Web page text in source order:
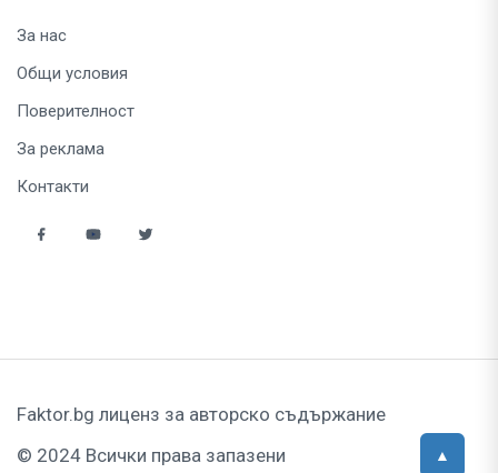
За нас
Общи условия
Поверителност
За реклама
Контакти
Faktor.bg лиценз за авторско съдържание
© 2024 Всички права запазени